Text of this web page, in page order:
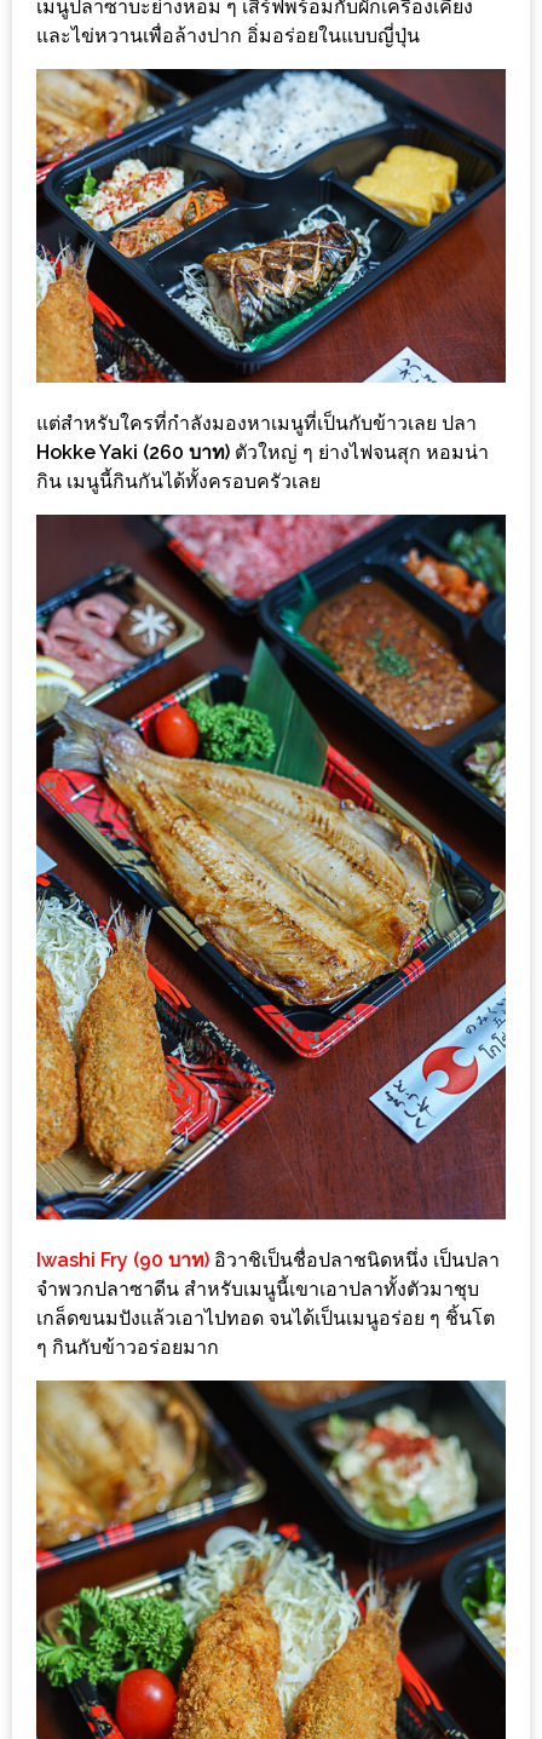
DISH
EVENT
ที่
ต้อง
ห้าม
พลาด
สำหรับ
ฤดู
หนาว
นี้
กับ
PING
FAI
FESTIVAL
2
ช็อป
ฟิน
กิน
เพลิน
HFG
E-
NEWS
GAME
(SABAI
SEAFOOD)
HOMEPRO
FAIR
2017
เชียงใหม่
งาน
เดียว
ทั้ง
ช้อป
เที่ยว
พร้อม
โปร
ชั่น
สำหรับ
คน
รัก
บ้าน
มากมาย
MAPS
MY
ACCOUNT
เมนูปลาซาบะย่างหอม ๆ เสิร์ฟพร้อมกับผักเครื่องเคียง
และไข่หวานเพื่อล้างปาก อิ่มอร่อยในแบบญี่ปุ่น
แต่สำหรับใครที่กำลังมองหาเมนูที่เป็นกับข้าวเลย ปลา
Hokke Yaki (260 บาท) ตัวใหญ่ ๆ ย่างไฟจนสุก หอมน่า
กิน เมนูนี้กินกันได้ทั้งครอบครัวเลย
Iwashi Fry (90 บาท) อิวาชิเป็นชื่อปลาชนิดหนึ่ง เป็นปลา
จำพวกปลาซาดีน สำหรับเมนูนี้เขาเอาปลาทั้งตัวมาชุบ
เกล็ดขนมปังแล้วเอาไปทอด จนได้เป็นเมนูอร่อย ๆ ชิ้นโต
ๆ กินกับข้าวอร่อยมาก